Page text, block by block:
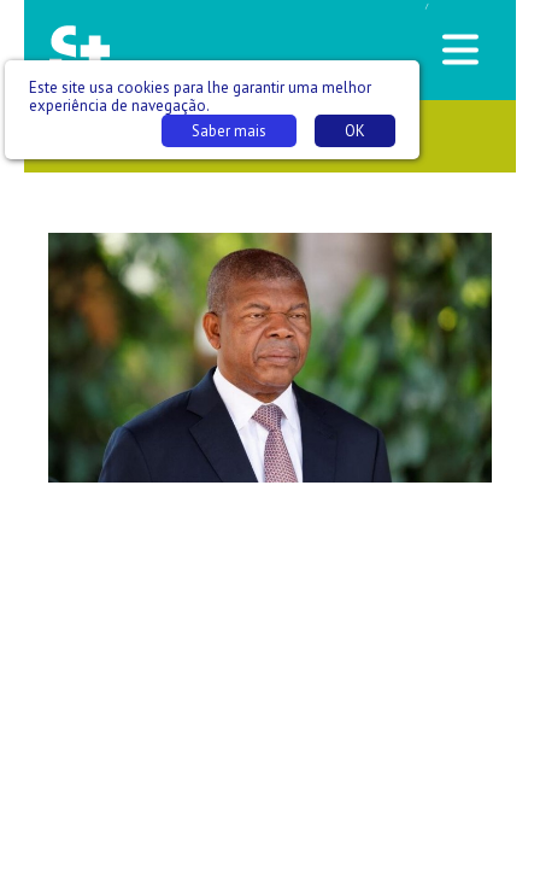
/
SAÚDE QUE SE VÊ
Este site usa cookies para lhe garantir uma melhor
experiência de navegação.
OK
Saber mais